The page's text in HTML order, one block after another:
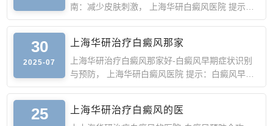
南：减少皮肤刺激， 上海华研白癜风医院 提示：
酚类、重金属等化
30
2025-07
上海华研治疗白癜风那家
上海华研治疗白癜风那家好-白癜风早期症状识别
与预防， 上海华研白癜风医院 提示：白癜风早期
症状较隐匿，易被
25 上海华研治疗白癜风的医